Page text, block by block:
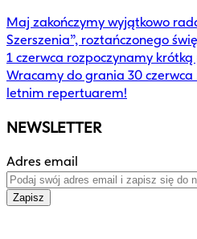
Maj zakończymy wyjątkowo
Szerszenia”, roztańczonego
1 czerwca rozpoczynamy
Wracamy do grania 30
letnim repertuarem!
NEWSLETTER
Adres email
Zapisz